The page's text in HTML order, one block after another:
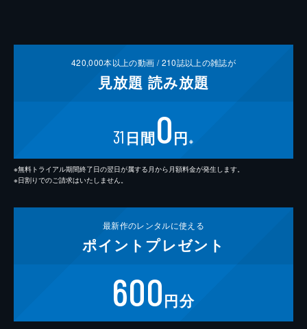
420,000本以上の動画 /210誌以上の雑誌が
見放題 読み放題
31 日間0円 ※
※無料トライアル期間終了日の翌日が属する月から月額料金が発生します。
※日割りでのご請求はいたしません。
最新作のレンタルに使える
ポイント プレゼント
600円分